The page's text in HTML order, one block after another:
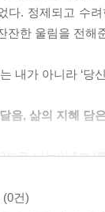
다. 정제되고 수
잔한 울림을 전해
내가 아니라 ‘당
음, 삶의 지혜 담
부로 나누어 1부 ‘
번뇌에서 벗어
(0건)